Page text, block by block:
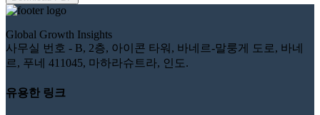
Global Growth Insights
사무실 번호 - B, 2층, 아이콘 타워, 바네르-말룽게 도로, 바네
르, 푸네 411045, 마하라슈트라, 인도.
유용한 링크